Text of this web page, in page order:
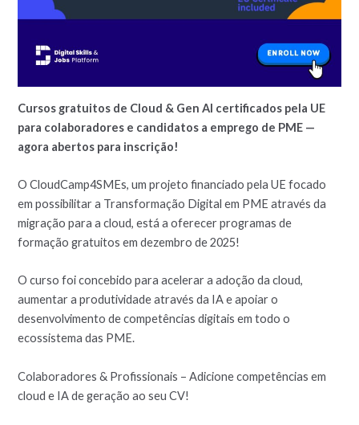
Cursos gratuitos de Cloud & Gen AI certificados pela UE
para colaboradores e candidatos a emprego de PME —
agora abertos para inscrição!
O CloudCamp4SMEs, um projeto financiado pela UE focado
em possibilitar a Transformação Digital em PME através da
migração para a cloud, está a oferecer programas de
formação gratuitos em dezembro de 2025!
O curso foi concebido para acelerar a adoção da cloud,
aumentar a produtividade através da IA e apoiar o
desenvolvimento de competências digitais em todo o
ecossistema das PME.
Colaboradores & Profissionais – Adicione competências em
cloud e IA de geração ao seu CV!